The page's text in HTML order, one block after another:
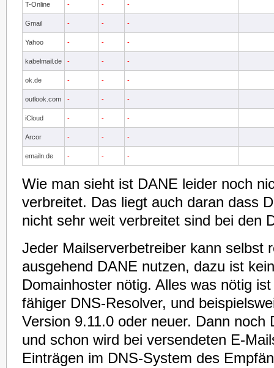
T-Online - - -
Gmail - - -
Yahoo - - -
kabelmail.de - - -
ok.de - - -
outlook.com - - -
iCloud - - -
Arcor - - -
emailn.de - - -
Wie man sieht ist DANE leider noch
verbreitet. Das liegt auch daran dass
nicht sehr weit verbreitet sind bei den
Jeder Mailserverbetreiber kann selbst
ausgehend DANE nutzen, dazu ist
Domainhoster nötig. Alles was nötig
fähiger DNS-Resolver, und
Version 9.11.0 oder neuer. Dann noch
und schon wird bei versendeten E-
Einträgen im DNS-System des